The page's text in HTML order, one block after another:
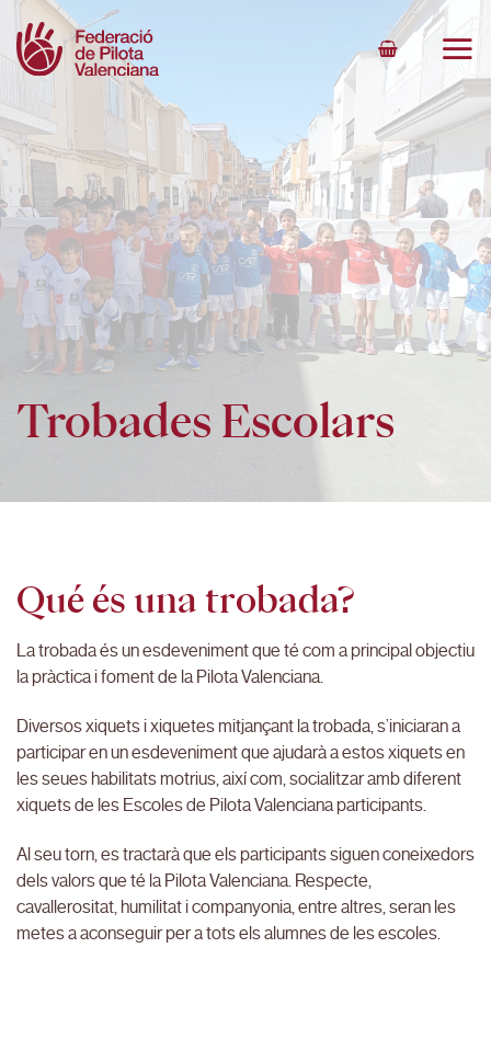
content
Trobades Escolars
Qué és una trobada?
La trobada és un esdeveniment que té com a principal objectiu
la pràctica i foment de la Pilota Valenciana.
Diversos xiquets i xiquetes mitjançant la trobada, s’iniciaran a
participar en un esdeveniment que ajudarà a estos xiquets en
les seues habilitats motrius, així com, socialitzar amb diferent
xiquets de les Escoles de Pilota Valenciana participants.
Al seu torn, es tractarà que els participants siguen coneixedors
dels valors que té la Pilota Valenciana. Respecte,
cavallerositat, humilitat i companyonia, entre altres, seran les
metes a aconseguir per a tots els alumnes de les escoles.